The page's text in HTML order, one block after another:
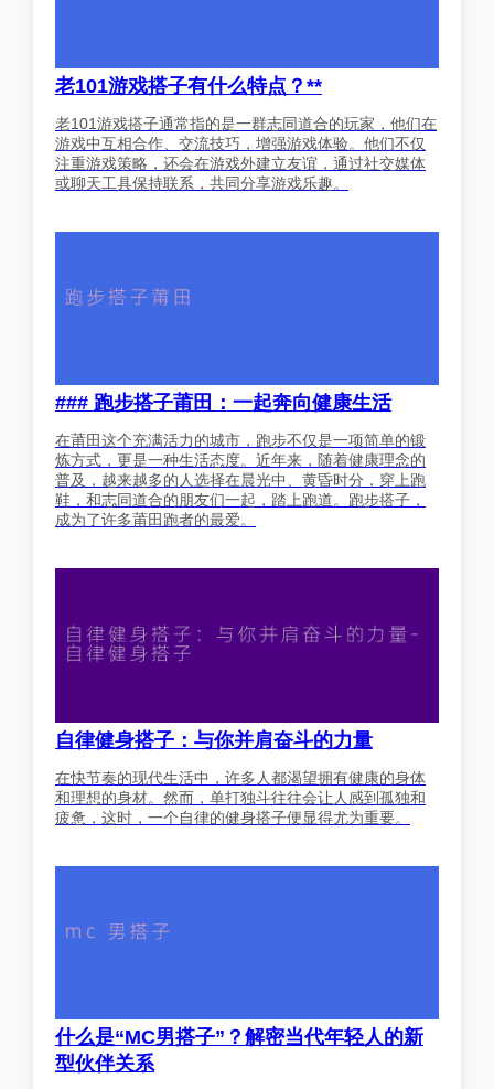
老101游戏搭子有什么特点？**
老101游戏搭子通常指的是一群志同道合的玩家，他们在
游戏中互相合作、交流技巧，增强游戏体验。他们不仅
注重游戏策略，还会在游戏外建立友谊，通过社交媒体
或聊天工具保持联系，共同分享游戏乐趣。
### 跑步搭子莆田：一起奔向健康生活
在莆田这个充满活力的城市，跑步不仅是一项简单的锻
炼方式，更是一种生活态度。近年来，随着健康理念的
普及，越来越多的人选择在晨光中、黄昏时分，穿上跑
鞋，和志同道合的朋友们一起，踏上跑道。跑步搭子，
成为了许多莆田跑者的最爱。
自律健身搭子：与你并肩奋斗的力量
在快节奏的现代生活中，许多人都渴望拥有健康的身体
和理想的身材。然而，单打独斗往往会让人感到孤独和
疲惫，这时，一个自律的健身搭子便显得尤为重要。
什么是“MC男搭子”？解密当代年轻人的新
型伙伴关系